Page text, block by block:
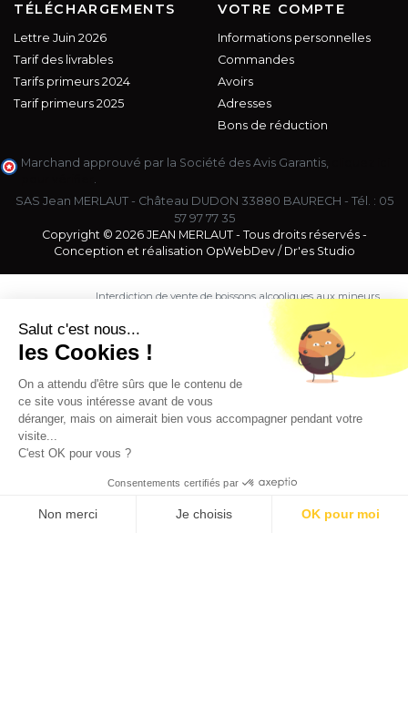
TÉLÉCHARGEMENTS
Lettre Juin 2026
Tarif des livrables
Tarifs primeurs 2024
Tarif primeurs 2025
VOTRE COMPTE
Informations personnelles
Commandes
Avoirs
Adresses
Bons de réduction
Marchand approuvé par la Société des Avis Garantis,
.
SAS Jean MERLAUT - Château DUDON 33880 BAURECH - Tél. : 05
57 97 77 35
Copyright © 2026 JEAN MERLAUT - Tous droits réservés -
Conception et réalisation OpWebDev/ Dr'es Studio
Interdiction de vente de boissons alcooliques aux mineurs
est exigée au moment de la vente en ligne.
CODE DE LA SANTE PUBLIQUE, ART. L. 3342-1 et L. 3353-3
L'abus d'alcool est dangereux pour la santé. Sachez
Salut c'est nous...
les Cookies !
On a attendu d'être sûrs que le contenu de
ce site vous intéresse avant de vous
déranger, mais on aimerait bien vous accompagner pendant votre
visite...
C'est OK pour vous ?
Consentements certifiés par
Non merci Je choisis OK pour moi
★★★★★